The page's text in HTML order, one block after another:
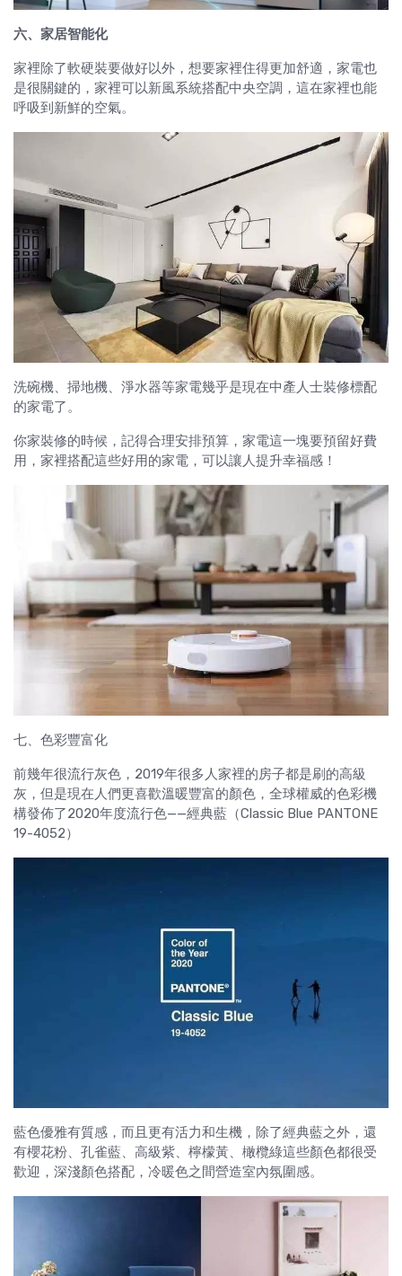
六、家居智能化
家裡除了軟硬裝要做好以外，想要家裡住得更加舒適，家電也
是很關鍵的，家裡可以新風系統搭配中央空調，這在家裡也能
呼吸到新鮮的空氣。
洗碗機、掃地機、淨水器等家電幾乎是現在中產人士裝修標配
的家電了。
你家裝修的時候，記得合理安排預算，家電這一塊要預留好費
用，家裡搭配這些好用的家電，可以讓人提升幸福感！
七、色彩豐富化
前幾年很流行灰色，2019年很多人家裡的房子都是刷的高級
灰，但是現在人們更喜歡溫暖豐富的顏色，全球權威的色彩機
構發佈了2020年度流行色——經典藍（Classic Blue PANTONE
19-4052）
藍色優雅有質感，而且更有活力和生機，除了經典藍之外，還
有櫻花粉、孔雀藍、高級紫、檸檬黃、橄欖綠這些顏色都很受
歡迎，深淺顏色搭配，冷暖色之間營造室內氛圍感。